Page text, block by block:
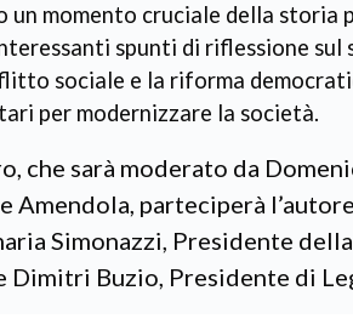
un momento cruciale della
spunti di riflessione sul
sociale e la riforma
per modernizzare la società.
che sarà moderato da
Amendola, parteciperà
Simonazzi, Presidente
Dimitri Buzio, Presidente di